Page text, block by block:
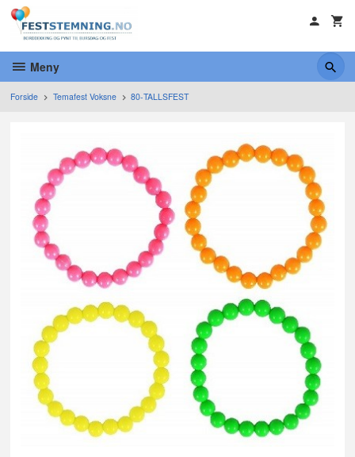
Gå
innholdet
Meny
Forside Temafest Voksne 80-TALLSFEST